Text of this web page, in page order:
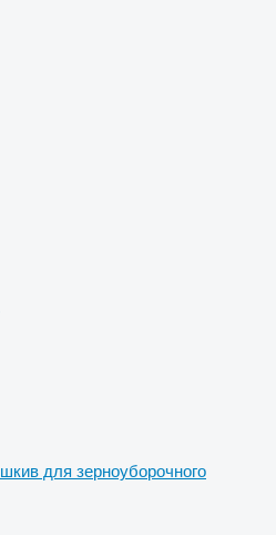
шкив для зерноуборочного